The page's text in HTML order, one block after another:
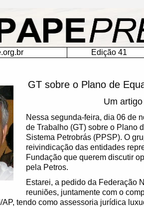
Edição 41
GT sobre o Plano de
Um
Nessa segunda-feira, dia 06 de
de Trabalho (GT) sobre o Plano
Sistema Petrobrás (PPSP). O
reivindicação das entidades
Fundação que querem discutir
pela Petros.
Estarei, a pedido da Federação
reuniões, juntamente com o
tendo como assessoria jurídica